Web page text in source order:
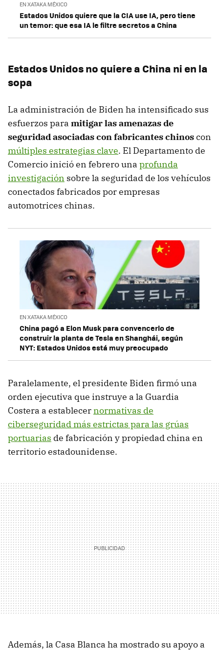
EN XATAKA MÉXICO
Estados Unidos quiere que la CIA use IA, pero tiene
un temor: que esa IA le filtre secretos a China
Estados Unidos no quiere a China ni en la
sopa
La administración de Biden ha intensificado sus
esfuerzos para mitigar las amenazas de
seguridad asociadas con fabricantes chinoscon
múltiples estrategias clave. El Departamento de
Comercio inició en febrero una profunda
investigación sobre la seguridad de los vehículos
conectados fabricados por empresas
automotrices chinas.
EN XATAKA MÉXICO
China pagó a Elon Musk para convencerlo de
construir la planta de Tesla en Shanghái, según
NYT: Estados Unidos está muy preocupado
Paralelamente, el presidente Biden firmó una
orden ejecutiva que instruye a la Guardia
Costera a establecernormativas de
ciberseguridad más estrictas para las grúas
portuarias de fabricación y propiedad china en
territorio estadounidense.
Además, la Casa Blanca ha mostrado su apoyo a